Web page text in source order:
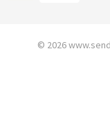
© 2026